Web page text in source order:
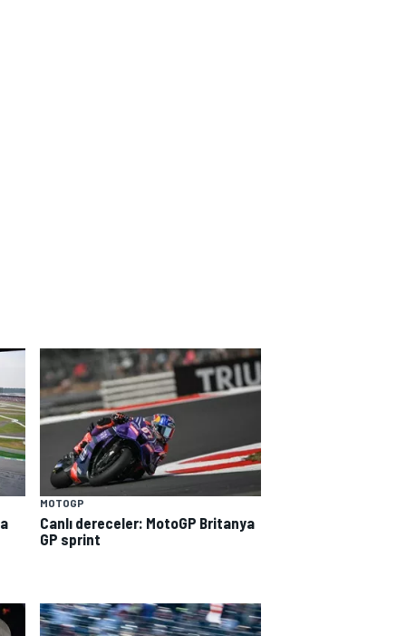
MOTOGP
Canlı dereceler: MotoGP Britanya
GP sprint